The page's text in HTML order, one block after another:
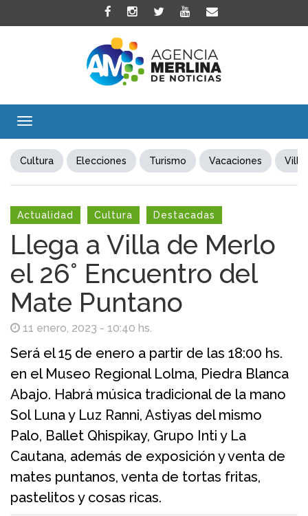
Toggle
Cultura Elecciones Turismo Vacaciones Villa
Actualidad Cultura Destacadas
Llega a Villa de Merlo
el 26° Encuentro del
Mate Puntano
11 enero, 2023 - 10:40 hs.
Será el 15 de enero a partir de las 18:00 hs.
en el Museo Regional Lolma, Piedra Blanca
Abajo. Habrá música tradicional de la mano
Sol Luna y Luz Ranni, Astiyas del mismo
Palo, Ballet Qhispikay, Grupo Inti y La
Cautana, además de exposición y venta de
mates puntanos, venta de tortas fritas,
pastelitos y cosas ricas.